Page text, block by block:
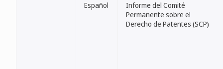
Español
Informe del Comité
Permanente sobre el
Derecho de Patentes (SCP)